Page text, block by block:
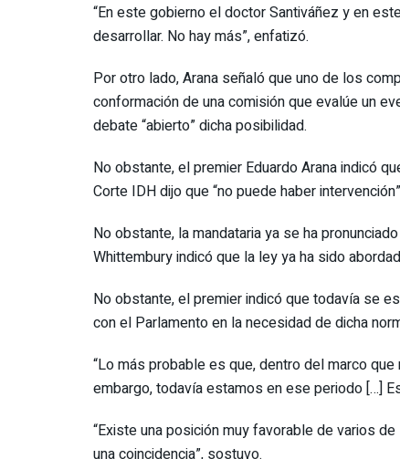
“En este gobierno el doctor Santiváñez y en
desarrollar. No hay más”, enfatizó.
Por otro lado, Arana señaló que uno de los
conformación de una comisión que evalúe un
debate “abierto” dicha posibilidad.
No obstante, el premier Eduardo Arana indicó
Corte IDH dijo que “no puede haber
No obstante, la mandataria ya se ha
Whittemburyindicó que la ley ya ha sido
No obstante, el premier indicó que todavía se
con el Parlamento en la necesidad de dicha
“Lo más probable es que, dentro del marco
embargo, todavía estamos en ese periodo […]
“Existe una posición muy favorable de varios
una coincidencia”, sostuvo.